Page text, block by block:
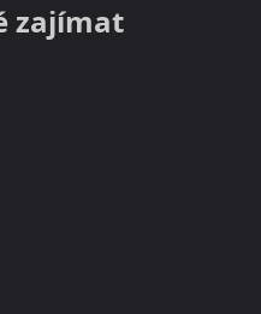
zajímat